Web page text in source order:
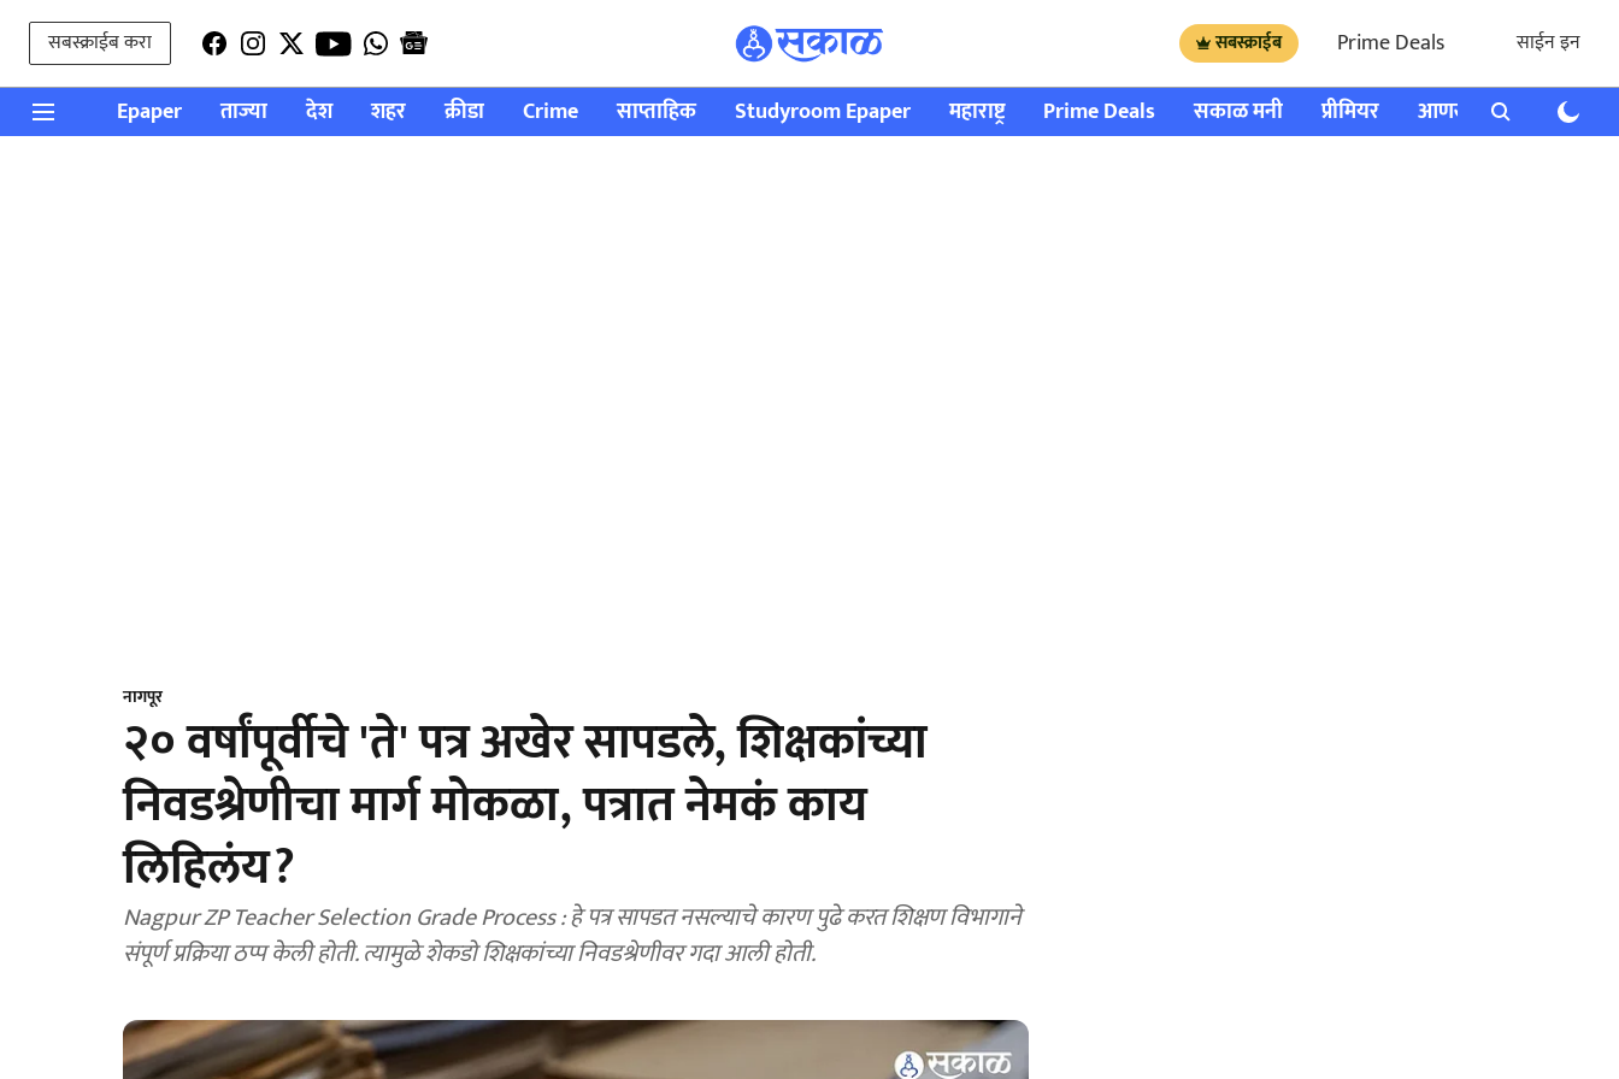
सबस्क्राईब करा सबस्क्राईब Prime Deals साईन इन
Epaper ताज्या देश शहर क्रीडा Crime साप्ताहिक Studyroom Epaper महाराष्ट्र Prime Deals सकाळ मनी प्रीमियर आणखी राशी भविष्य
नागपूर
२० वर्षांपूर्वीचे 'ते' पत्र अखेर सापडले, शिक्षकांच्या
निवडश्रेणीचा मार्ग मोकळा, पत्रात नेमकं काय
लिहिलंय?
Nagpur ZP Teacher Selection Grade Process : हे पत्र सापडत नसल्याचे कारण पुढे करत शिक्षण विभागाने
संपूर्ण प्रक्रिया ठप्प केली होती. त्यामुळे शेकडो शिक्षकांच्या निवडश्रेणीवर गदा आली होती.